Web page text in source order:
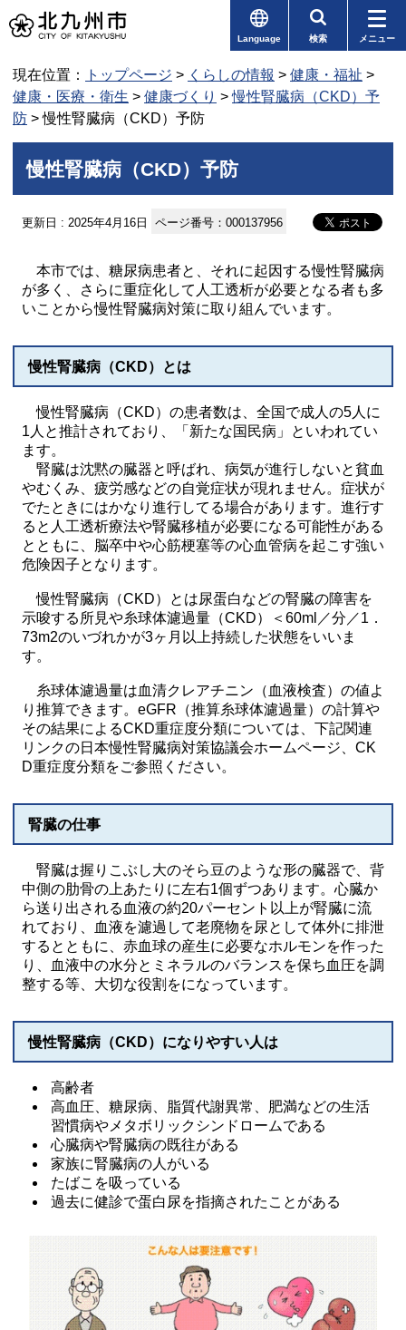
Language 検索 メニュー
現在位置： トップページ > くらしの情報 > 健康・福祉 >
健康・医療・衛生 > 健康づくり >慢性腎臓病（CKD）予
防 > 慢性腎臓病（CKD）予防
慢性腎臓病（CKD）予防
更新日 : 2025年4月16日 ページ番号：000137956
本市では、糖尿病患者と、それに起因する慢性腎臓病
が多く、さらに重症化して人工透析が必要となる者も多
いことから慢性腎臓病対策に取り組んでいます。
慢性腎臓病（CKD）とは
慢性腎臓病（CKD）の患者数は、全国で成人の5人に
1人と推計されており、「新たな国民病」といわれてい
ます。
腎臓は沈黙の臓器と呼ばれ、病気が進行しないと貧血
やむくみ、疲労感などの自覚症状が現れません。症状が
でたときにはかなり進行してる場合があります。進行す
ると人工透析療法や腎臓移植が必要になる可能性がある
とともに、脳卒中や心筋梗塞等の心血管病を起こす強い
危険因子となります。
慢性腎臓病（CKD）とは尿蛋白などの腎臓の障害を
示唆する所見や糸球体濾過量（CKD）＜60ml／分／1．
73m2のいづれかが3ヶ月以上持続した状態をいいま
す。
糸球体濾過量は血清クレアチニン（血液検査）の値よ
り推算できます。eGFR（推算糸球体濾過量）の計算や
その結果によるCKD重症度分類については、下記関連
リンクの日本慢性腎臓病対策協議会ホームページ、CK
D重症度分類をご参照ください。
腎臓の仕事
腎臓は握りこぶし大のそら豆のような形の臓器で、背
中側の肋骨の上あたりに左右1個ずつあります。心臓か
ら送り出される血液の約20パーセント以上が腎臓に流
れており、血液を濾過して老廃物を尿として体外に排泄
するとともに、赤血球の産生に必要なホルモンを作った
り、血液中の水分とミネラルのバランスを保ち血圧を調
整する等、大切な役割をになっています。
慢性腎臓病（CKD）になりやすい人は
高齢者
高血圧、糖尿病、脂質代謝異常、肥満などの生活
習慣病やメタボリックシンドロームである
心臓病や腎臓病の既往がある
家族に腎臓病の人がいる
たばこを吸っている
過去に健診で蛋白尿を指摘されたことがある